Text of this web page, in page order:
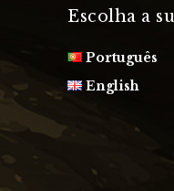
Escolha a
Português
English